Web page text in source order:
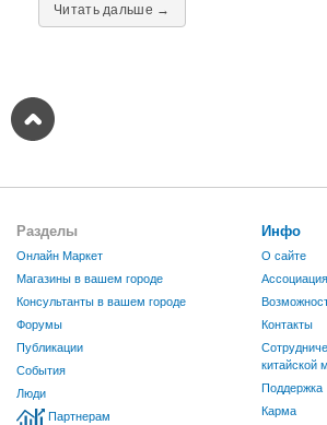
Читать дальше →
Разделы
Онлайн Маркет
Магазины в вашем городе
Консультанты в вашем городе
Форумы
Публикации
События
Люди
Партнерам
Инфо
О сайте
Контакты
китайской
Поддержка
Карма